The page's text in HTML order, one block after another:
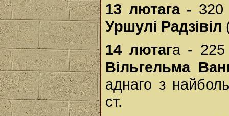
13 лютага -
Уршулі Радзівіл
14 лютага - 225
Вільгельма
аднаго з
ст.